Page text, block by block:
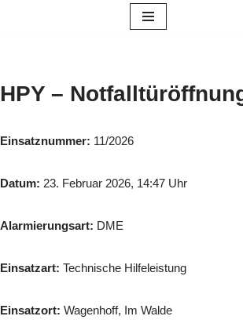
HPY –
Einsatznummer: 11/2026
Datum: 23. Februar 2026, 14:47 Uhr
Alarmierungsart: DME
Einsatzart: Technische Hilfeleistung
Einsatzort: Wagenhoff, Im Walde